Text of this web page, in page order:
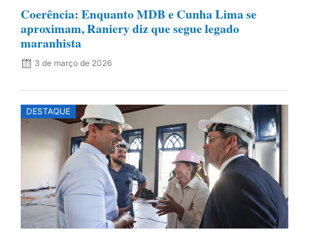
Coerência: Enquanto MDB e Cunha Lima se
aproximam, Raniery diz que segue legado
maranhista
3 de março de 2026
DESTAQUE